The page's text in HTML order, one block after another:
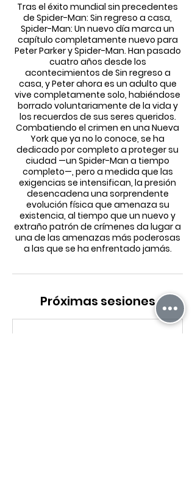
Tras el éxito mundial sin precedentes
de Spider-Man: Sin regreso a casa,
Spider-Man: Un nuevo día marca un
capítulo completamente nuevo para
Peter Parker y Spider-Man. Han pasado
cuatro años desde los
acontecimientos de Sin regreso a
casa, y Peter ahora es un adulto que
vive completamente solo, habiéndose
borrado voluntariamente de la vida y
los recuerdos de sus seres queridos.
Combatiendo el crimen en una Nueva
York que ya no lo conoce, se ha
dedicado por completo a proteger su
ciudad —un Spider-Man a tiempo
completo—, pero a medida que las
exigencias se intensifican, la presión
desencadena una sorprendente
evolución física que amenaza su
existencia, al tiempo que un nuevo y
extraño patrón de crímenes da lugar a
una de las amenazas más poderosas
a las que se ha enfrentado jamás.
Próximas sesiones